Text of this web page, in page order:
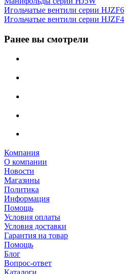
Игольчатые вентили серии HJZF6
Игольчатые вентили серии HJZF4
Ранее вы смотрели
Компания
О компании
Новости
Магазины
Политика
Информация
Помощь
Условия оплаты
Условия доставки
Гарантия на товар
Помощь
Блог
Вопрос-ответ
Каталоги